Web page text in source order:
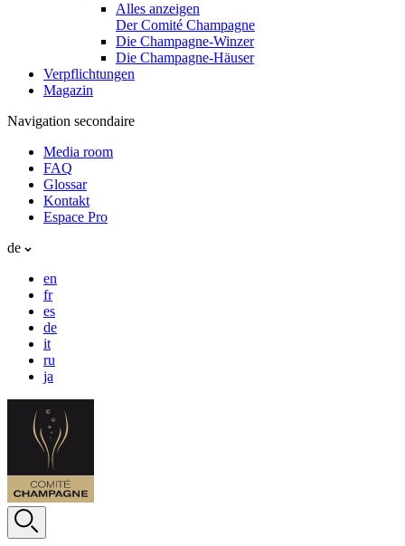
Alles anzeigen
Der Comité Champagne
Die Champagne-Winzer
Die Champagne-Häuser
Verpflichtungen
Magazin
Navigation secondaire
Media room
FAQ
Glossar
Kontakt
Espace Pro
de
en
fr
es
de
it
ru
ja